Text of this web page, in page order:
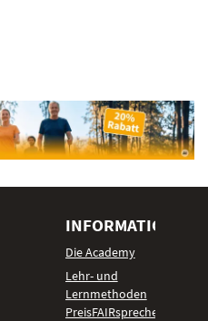
INFORMATIONEN
Die Academy
Lehr- und
Lernmethoden
PreisFAIRsprechen